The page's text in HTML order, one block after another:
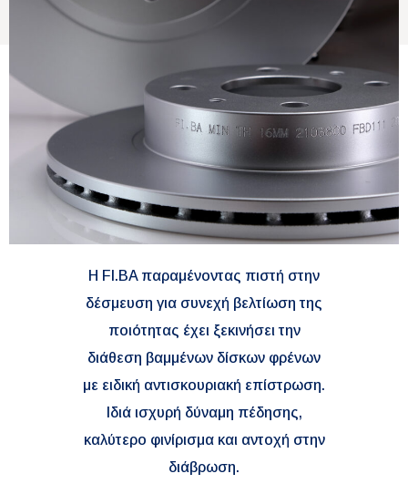
H FI.BA παραμένοντας πιστή στην
δέσμευση για συνεχή βελτίωση της
ποιότητας έχει ξεκινήσει την
διάθεση βαμμένων δίσκων φρένων
με ειδική αντισκουριακή επίστρωση.
Ιδιά ισχυρή δύναμη πέδησης,
καλύτερο φινίρισμα και αντοχή στην
διάβρωση.